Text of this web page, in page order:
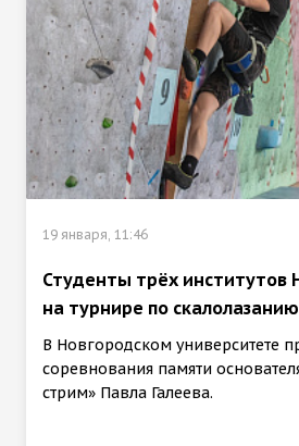
19 января, 11:46
Студенты трёх институтов
на турнире по скалолазанию
В Новгородском университете
соревнования памяти
стрим» Павла Галеева.